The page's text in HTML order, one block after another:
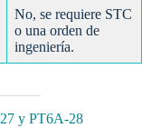
No, se requiere STC
o una orden de
ingeniería.
y PT6A-28